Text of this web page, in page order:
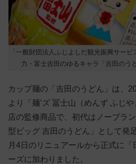
「一般財団法人ふじよしだ観光振興サー
力・富士吉田のゆるキャラ「吉田のう
カップ麺の「吉田のうどん」は、
より「麺’ズ 冨士山（めんず ふじ
店の監修商品で、初代はノーブラ
型ビッグ 吉田のうどん」として発
月4日のリニュアールから正式に「
ーズに加わりました。